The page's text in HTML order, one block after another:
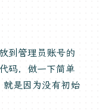
到管理员账号的
码，做一下简单
是因为没有初始